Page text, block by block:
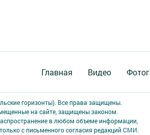
Главная Видео
горизонты). Все права защищены.
на сайте, защищены законом.
в любом объеме информации,
с письменного согласия редакций СМИ.